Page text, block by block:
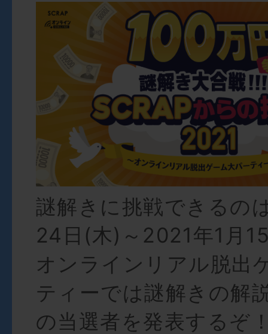
謎解きに挑戦できるの
24日(木)～2021年1月
オンラインリアル脱出
ティーでは謎解きの解
の当選者を発表するぞ